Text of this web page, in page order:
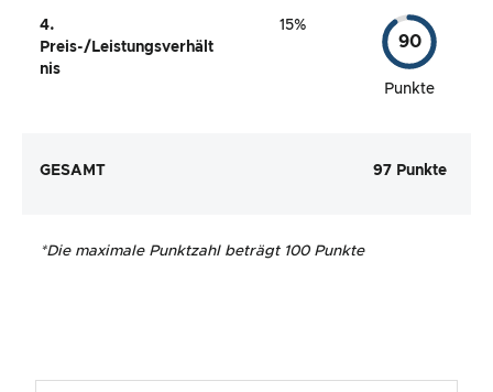
4.
Preis-/Leistungsverhält
nis
15%
90
Punkte
GESAMT 97 Punkte
*Die maximale Punktzahl beträgt 100 Punkte